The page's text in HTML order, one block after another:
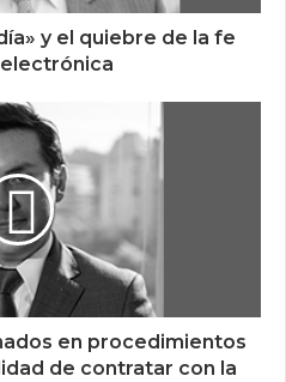
y el quiebre de la fe
en procedimientos
de contratar con la